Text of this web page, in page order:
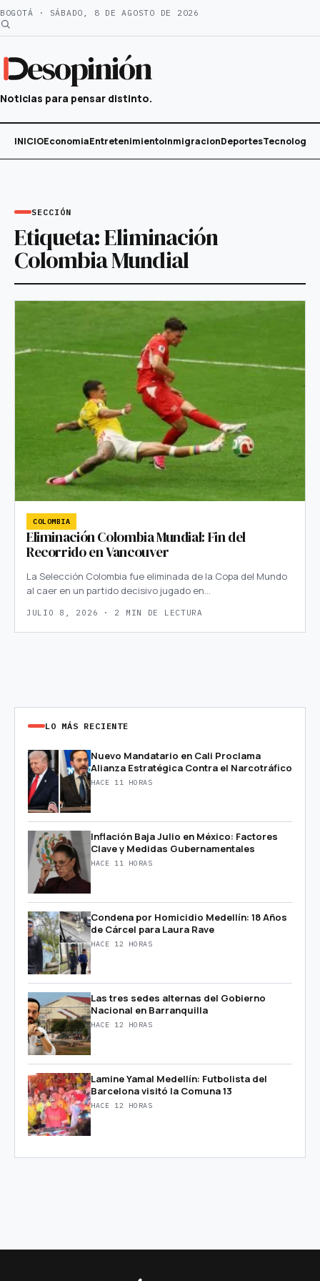
Saltar
al
BOGOTÁ · SÁBADO, 8 DE AGOSTO DE 2026
esopinión
Noticias para pensar distinto.
INICIOEconomiaEntretenimientoInmigracionDeportesTecnología
SECCIÓN
Etiqueta:Eliminación
Colombia Mundial
COLOMBIA
Eliminación Colombia Mundial: Fin del
Recorrido en Vancouver
La Selección Colombia fue eliminada de la Copa del Mundo
al caer en un partido decisivo jugado en…
JULIO 8, 2026 · 2 MIN DE LECTURA
LO MÁS RECIENTE
Nuevo Mandatario en Cali Proclama
Alianza Estratégica Contra el Narcotráfico
HACE 11 HORAS
Inflación Baja Julio en México: Factores
Clave y Medidas Gubernamentales
HACE 11 HORAS
Condena por Homicidio Medellín: 18 Años
de Cárcel para Laura Rave
HACE 12 HORAS
Las tres sedes alternas del Gobierno
Nacional en Barranquilla
HACE 12 HORAS
Lamine Yamal Medellín: Futbolista del
Barcelona visitó la Comuna 13
HACE 12 HORAS